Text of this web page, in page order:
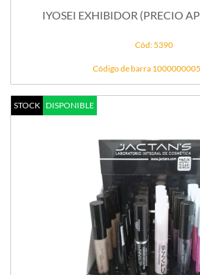
IYOSEI EXHIBIDOR (PRECIO
Cód: 5390
Código de barra
STOCK DISPONIBLE